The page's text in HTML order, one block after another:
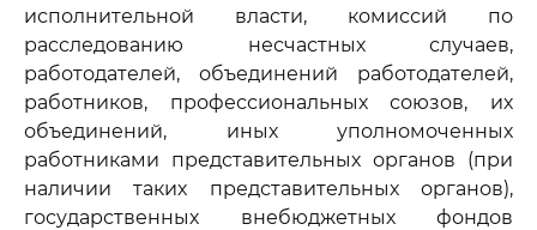
исполнительной власти, комиссий по
расследованию несчастных случаев,
работодателей, объединений работодателей,
работников, профессиональных союзов, их
объединений, иных уполномоченных
работниками представительных органов (при
наличии таких представительных органов),
государственных внебюджетных фондов